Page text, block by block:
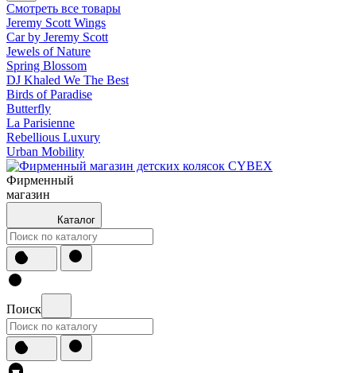
Смотреть все товары
Jeremy Scott Wings
Car by Jeremy Scott
Jewels of Nature
Spring Blossom
DJ Khaled We The Best
Birds of Paradise
Butterfly
La Parisienne
Rebellious Luxury
Urban Mobility
Фирменный
магазин
Каталог
Поиск